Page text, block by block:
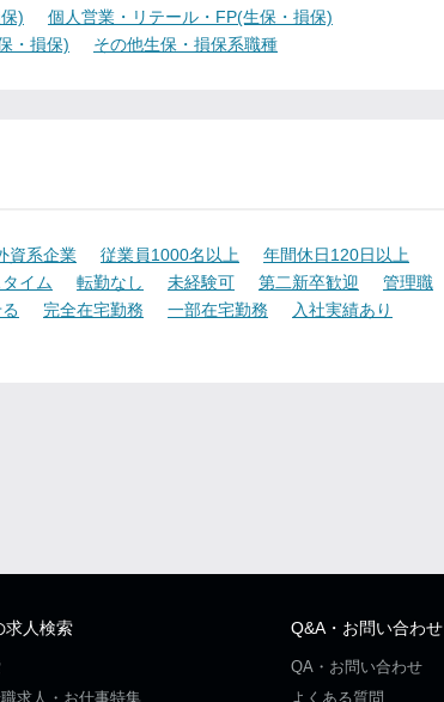
)
個人営業・リテール・FP(生保・損保)
・損保) その他生保・損保系職種
資系企業 従業員1000名以上
年間休日120日以上
イム 転勤なし 未経験可 第二新卒歓迎
管理職
完全在宅勤務 一部在宅勤務
入社実績あり
求人検索
求人・お仕事特集
Q&A・お問い合わせ
QA・お問い合わせ
よくある質問